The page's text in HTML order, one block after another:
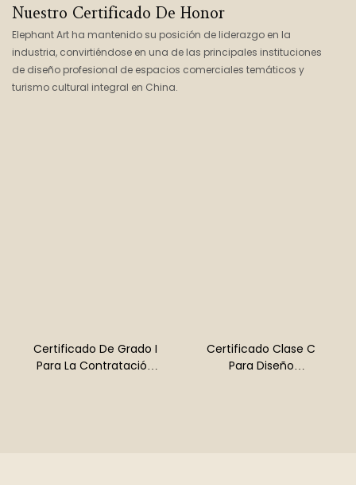
Nuestro Certificado De Honor
Elephant Art ha mantenido su posición de liderazgo en la
industria, convirtiéndose en una de las principales instituciones
de diseño profesional de espacios comerciales temáticos y
turismo cultural integral en China.
Certificado De Grado I
Para La Contratación
Certificado Clase C
Para Diseño